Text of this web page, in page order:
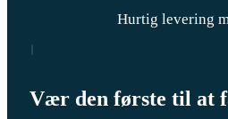
Hurtig levering
Vær den første til at